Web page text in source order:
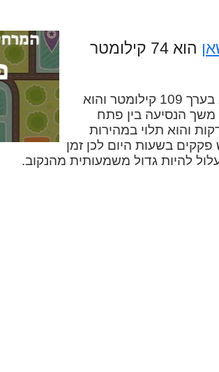
הוא 74 קילומטר
המרחק בין פתח תקווה לבית שאן בכבישים הוא בערך 109 קילומטר והוא
משך הנסיעה בין פתח
לבית שאן במכונית הוא בערך שעה ו-25 דקות והוא תלוי במהירות
בשעות היום לכן זמן
להיות גדול משמעותית מהנקוב.